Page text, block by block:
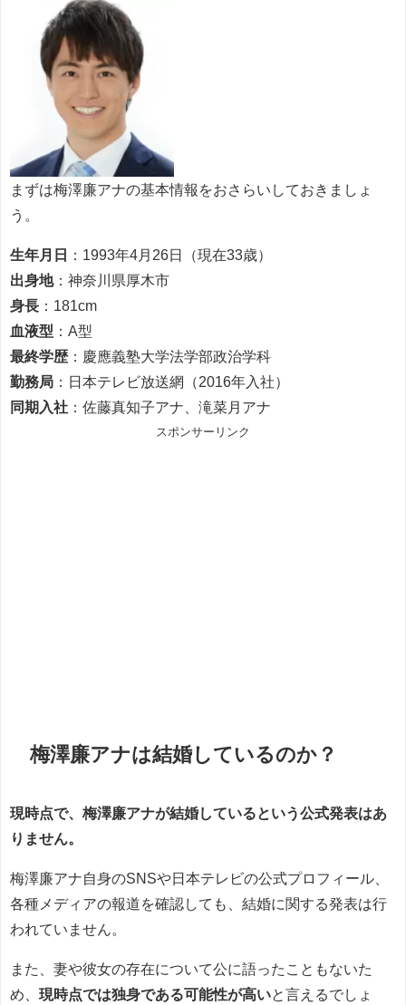
まずは梅澤廉アナの基本情報をおさらいしておきましょ
う。
生年月日
：1993年4月26日（現在33歳）
出身地：神奈川県厚木市
身長 ：181cm
血液型 ：A型
最終学歴 ：慶應義塾大学法学部政治学科
勤務局 ：日本テレビ放送網（2016年入社）
同期入社 ：佐藤真知子アナ、滝菜月アナ
スポンサーリンク
梅澤廉アナは結婚しているのか？
現時点で、梅澤廉アナが結婚しているという公式発表はあ
りません。
梅澤廉アナ自身のSNSや日本テレビの公式プロフィール、
各種メディアの報道を確認しても、結婚に関する発表は行
われていません。
また、妻や彼女の存在について公に語ったこともないた
め、 現時点では独身である可能性が高いと言えるでしょ